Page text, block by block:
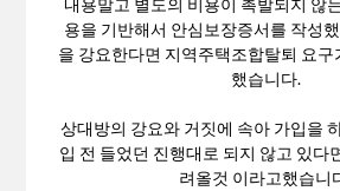
용을 기반해서 안심보장증서를 작성
을 강요한다면 지역주택조합탈퇴 요구
했습니다.
상대방의 강요와 거짓에 속아 가입을
입 전 들었던 진행대로 되지 않고 있다
려올것 이라고했습니